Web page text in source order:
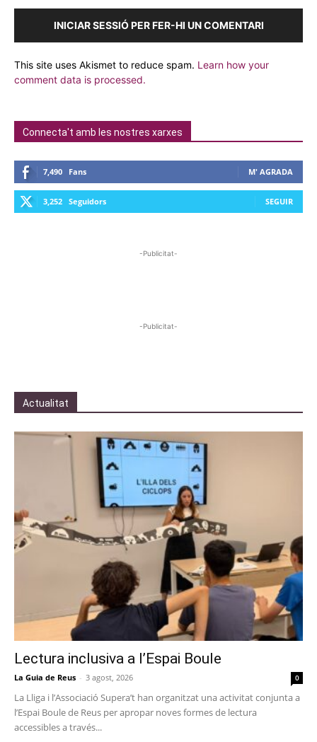
INICIAR SESSIÓ PER FER-HI UN COMENTARI
This site uses Akismet to reduce spam. Learn how your
comment data is processed.
Connecta't amb les nostres xarxes
7,490 Fans M' AGRADA
3,252 Seguidors SEGUIR
-Publicitat-
-Publicitat-
Actualitat
Lectura inclusiva a l’Espai Boule
La Guia de Reus - 3 agost, 2026 0
La Lliga i l’Associació Supera’t han organitzat una activitat conjunta a
l’Espai Boule de Reus per apropar noves formes de lectura
accessibles a través...